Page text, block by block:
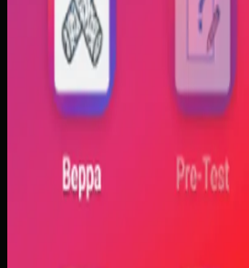
Trajectfika
Sebelumnya
Mahasiswa sering kesulitan
matematis dengan perilaku fisik
konsisten. Materi yang hanya
konsep perubahan fase dan
dibayangkan.